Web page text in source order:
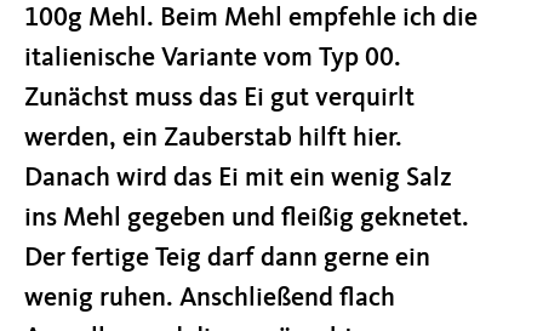
100g Mehl. Beim Mehl empfehle ich die
italienische Variante vom Typ 00.
Zunächst muss das Ei gut verquirlt
werden, ein Zauberstab hilft hier.
Danach wird das Ei mit ein wenig Salz
ins Mehl gegeben und fleißig geknetet.
Der fertige Teig darf dann gerne ein
wenig ruhen. Anschließend flach